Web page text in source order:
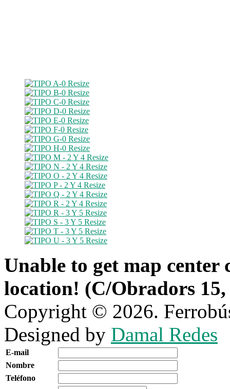
Unable to get map
location! (C/Obradors 15,
Copyright © 2026.
Designed by Damal Redes
E-mail
Nombre
Teléfono